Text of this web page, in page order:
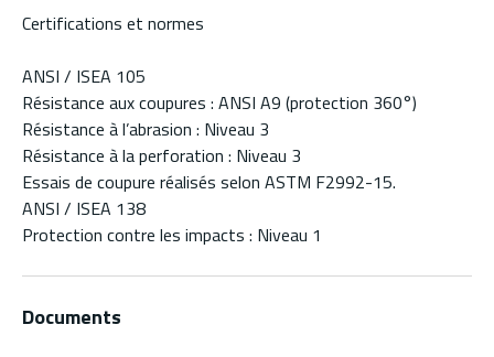
Certifications et normes
ANSI / ISEA 105
Résistance aux coupures : ANSI A9 (protection 360°)
Résistance à l’abrasion : Niveau 3
Résistance à la perforation : Niveau 3
Essais de coupure réalisés selon ASTM F2992-15.
ANSI / ISEA 138
Protection contre les impacts : Niveau 1
Documents